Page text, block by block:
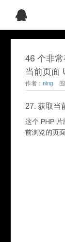
46 个非
当前页面
作者：ning
27. 获取当
这个 PHP
前浏览的页